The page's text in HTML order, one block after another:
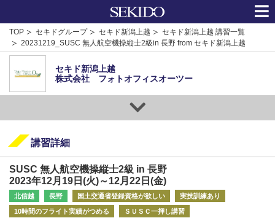
TOP セキドグループ セキド新潟上越
セキド新潟上越 講習一覧
20231219_SUSC 無人航空機操縦士2級in 長野 from セキド新潟上越
セキド新潟上越
株式会社 フォトオフィスオーツー
講習詳細
SUSC 無人航空機操縦士2級 in 長野
2023年12月19日(火)～12月22日(金)
北信越 長野 国土交通省登録資格が欲しい 実技訓練あり
10時間のフライト実績がつめる ＳＵＳＣ一押し講習